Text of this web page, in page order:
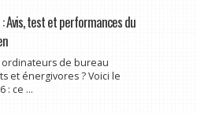
: Avis, test et performances du
ordinateurs de bureau
et énergivores ? Voici le
: ce ...